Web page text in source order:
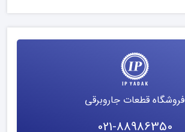
فروشگاه قطعات جاروبرقی
021-88986350